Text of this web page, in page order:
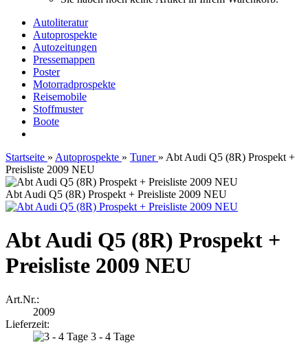
Autoliteratur
Autoprospekte
Autozeitungen
Pressemappen
Poster
Motorradprospekte
Reisemobile
Stoffmuster
Boote
Startseite » Autoprospekte » Tuner » Abt Audi Q5 (8R) Prospekt +
Preisliste 2009 NEU
Abt Audi Q5 (8R) Prospekt + Preisliste 2009 NEU
Abt Audi Q5 (8R) Prospekt +
Preisliste 2009 NEU
Art.Nr.:
2009
Lieferzeit:
3 - 4 Tage